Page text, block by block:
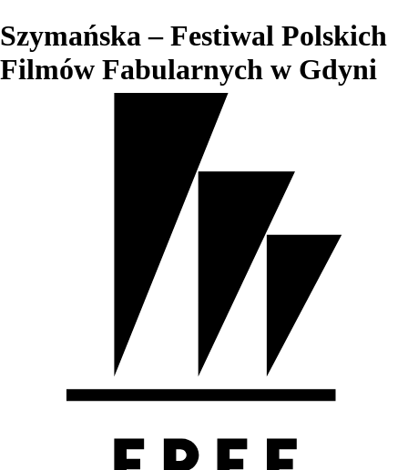
Szymańska – Festiwal Polskich
Filmów Fabularnych w Gdyni